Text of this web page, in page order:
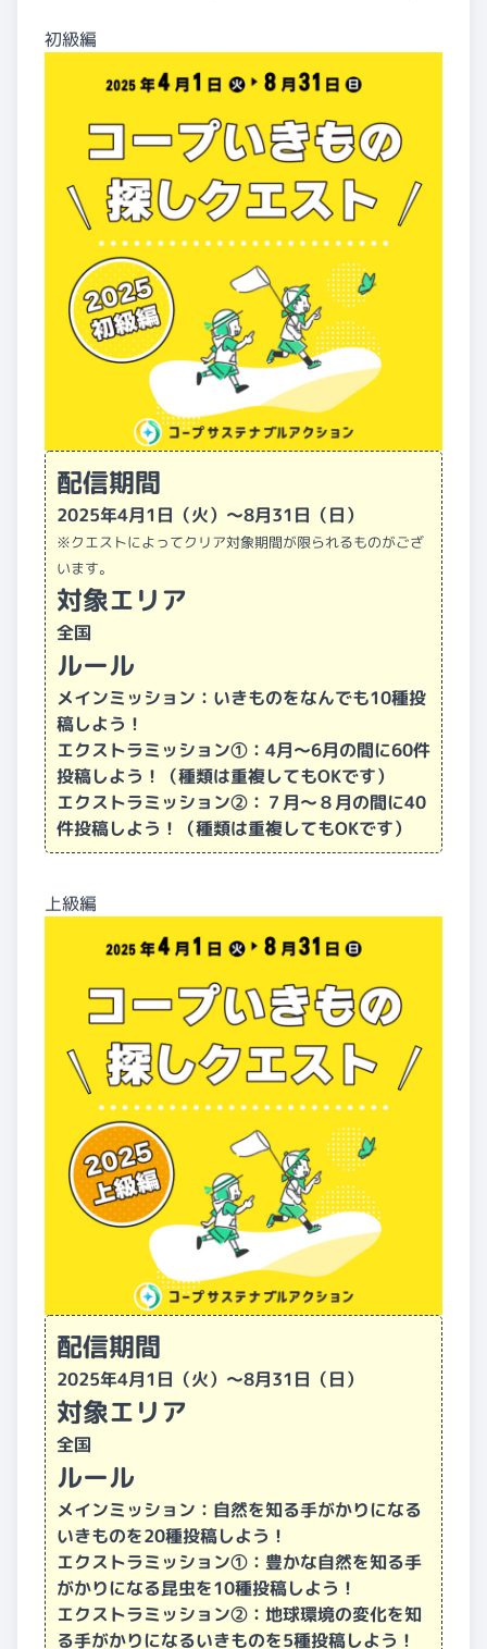
初級編
配信期間
2025年4月1日（火）〜8月31日（日）
※クエストによってクリア対象期間が限られるものがござ
います。
対象エリア
全国
ルール
メインミッション：いきものをなんでも10種投
稿しよう！
エクストラミッション①：4月～6月の間に60件
投稿しよう！（種類は重複してもOKです）
エクストラミッション②：７月～８月の間に40
件投稿しよう！（種類は重複してもOKです）
上級編
配信期間
2025年4月1日（火）〜8月31日（日）
対象エリア
全国
ルール
メインミッション：自然を知る手がかりになる
いきものを20種投稿しよう！
エクストラミッション①：豊かな自然を知る手
がかりになる昆虫を10種投稿しよう！
エクストラミッション②：地球環境の変化を知
る手がかりになるいきものを5種投稿しよう！